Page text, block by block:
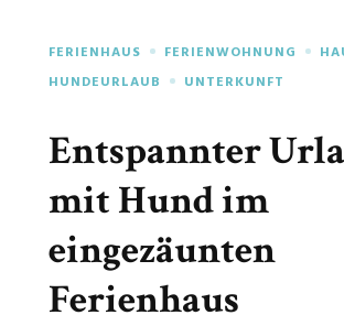
FERIENHAUS FERIENWOHNUNG
HUNDEURLAUB
UNTERKUNFT
Entspannter
mit Hund im
eingezäunten
Ferienhaus